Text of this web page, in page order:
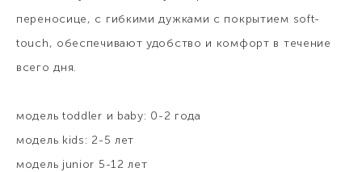
переносице, с гибкими дужками с покрытием soft-
touch, обеспечивают удобство и комфорт в течение
всего дня.
модель toddler и baby: 0-2 года
модель kids: 2-5 лет
модель junior 5-12 лет